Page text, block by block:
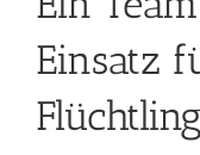
Einsatz